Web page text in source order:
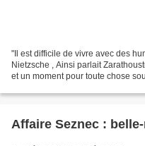
"Il est difficile de vivre avec des
Nietzsche , Ainsi parlait
et un moment pour toute chose
Affaire Seznec :